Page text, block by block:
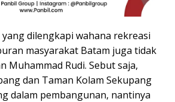
dilengkapi wahana rekreasi
masyarakat Batam juga tidak
Muhammad Rudi. Sebut saja,
dan Taman Kolam Sekupang
dalam pembangunan, nantinya